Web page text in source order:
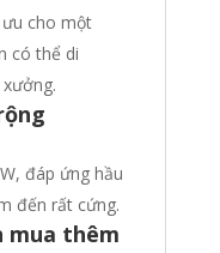
cho một
có thể di
đáp ứng hầu
đến rất cứng.
mua thêm